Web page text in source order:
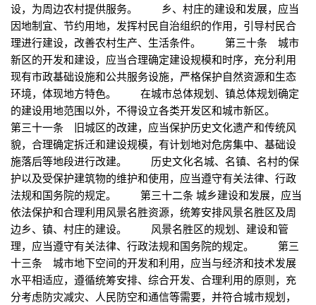
设，为周边农村提供服务。 乡、村庄的建设和发展，应当
因地制宜、节约用地，发挥村民自治组织的作用，引导村民合
理进行建设，改善农村生产、生活条件。 第三十条 城市
新区的开发和建设，应当合理确定建设规模和时序，充分利用
现有市政基础设施和公共服务设施，严格保护自然资源和生态
环境，体现地方特色。 在城市总体规划、镇总体规划确定
的建设用地范围以外，不得设立各类开发区和城市新区。
第三十一条 旧城区的改建，应当保护历史文化遗产和传统风
貌，合理确定拆迁和建设规模，有计划地对危房集中、基础设
施落后等地段进行改建。 历史文化名城、名镇、名村的保
护以及受保护建筑物的维护和使用，应当遵守有关法律、行政
法规和国务院的规定。 第三十二条 城乡建设和发展，应当
依法保护和合理利用风景名胜资源，统筹安排风景名胜区及周
边乡、镇、村庄的建设。 风景名胜区的规划、建设和管
理，应当遵守有关法律、行政法规和国务院的规定。 第三
十三条 城市地下空间的开发和利用，应当与经济和技术发展
水平相适应，遵循统筹安排、综合开发、合理利用的原则，充
分考虑防灾减灾、人民防空和通信等需要，并符合城市规划，